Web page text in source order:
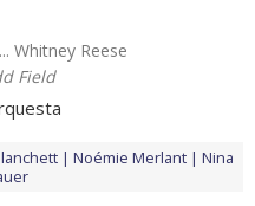
Whitney Reese
Field
Noémie Merlant
Nina